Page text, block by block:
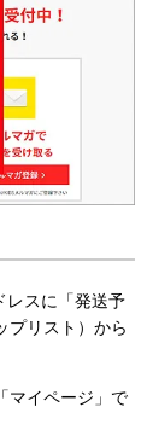
レスに「発送予
プリスト）から
マイページ」で